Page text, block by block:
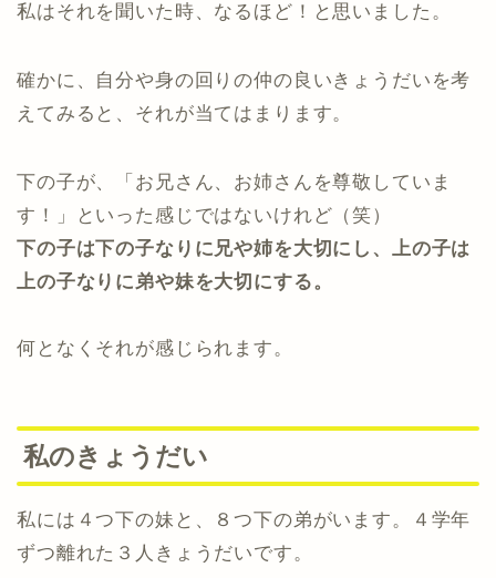
私はそれを聞いた時、なるほど！と思いました。
確かに、自分や身の回りの仲の良いきょうだいを考
えてみると、それが当てはまります。
下の子が、「お兄さん、お姉さんを尊敬していま
す！」といった感じではないけれど（笑）
下の子は下の子なりに兄や姉を大切にし、上の子は
上の子なりに弟や妹を大切にする。
何となくそれが感じられます。
私のきょうだい
私には４つ下の妹と、８つ下の弟がいます。４学年
ずつ離れた３人きょうだいです。